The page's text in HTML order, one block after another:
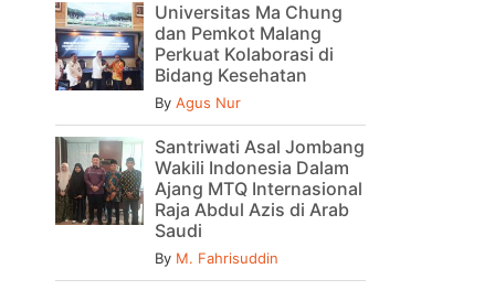
Universitas Ma Chung
dan Pemkot Malang
Perkuat Kolaborasi di
Bidang Kesehatan
By Agus Nur
Santriwati Asal Jombang
Wakili Indonesia Dalam
Ajang MTQ Internasional
Raja Abdul Azis di Arab
Saudi
By M. Fahrisuddin